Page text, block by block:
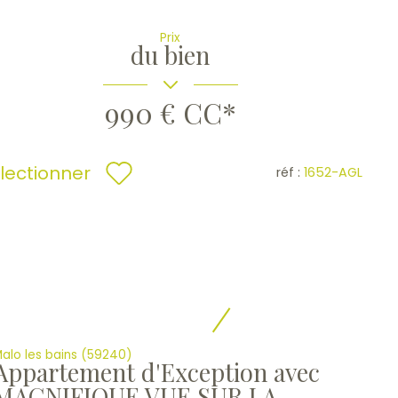
Prix
du bien
990 € CC*
réf : 1652-AGL
les bains (59240)
d'Exception avec